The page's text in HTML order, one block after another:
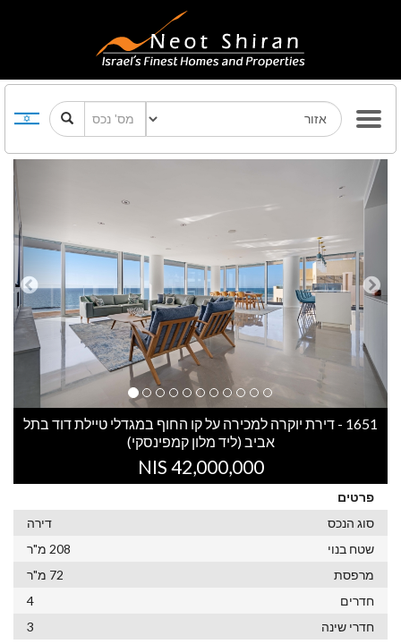
Previous Next
1651 - דירת יוקרה למכירה על קו החוף במגדלי טיילת דוד בתל
אביב (ליד מלון קמפינסקי)
42,000,000 NIS
פרטים
סוג הנכס
דירה
שטח בנוי
208 מ"ר
מרפסת
72 מ"ר
חדרים
4
חדרי שינה
3